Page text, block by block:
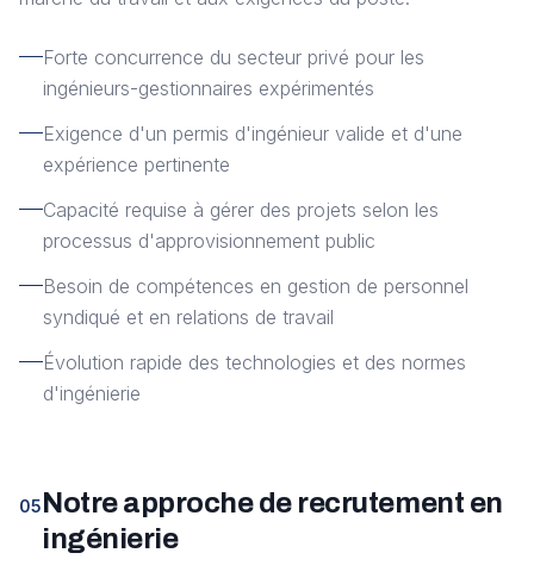
Forte concurrence du secteur privé pour les
ingénieurs-gestionnaires expérimentés
Exigence d'un permis d'ingénieur valide et d'une
expérience pertinente
Capacité requise à gérer des projets selon les
processus d'approvisionnement public
Besoin de compétences en gestion de personnel
syndiqué et en relations de travail
Évolution rapide des technologies et des normes
d'ingénierie
05Notre approche de recrutement en
ingénierie